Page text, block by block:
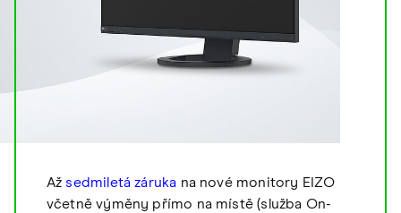
Až sedmiletá záruka na nové monitory EIZO
včetně výměny přímo na místě (služba On-